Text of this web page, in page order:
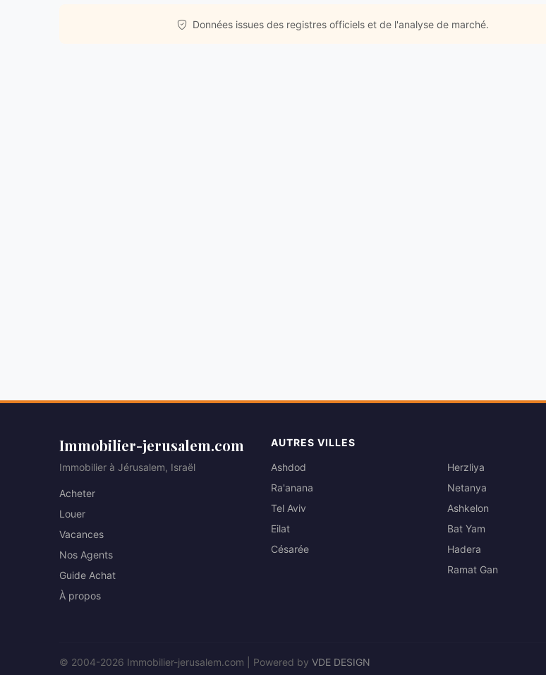
Données issues des registres officiels et de l'analyse de marché.
Immobilier-jerusalem.com
Immobilier à Jérusalem, Israël
Acheter
Louer
Vacances
Nos Agents
Guide Achat
À propos
AUTRES VILLES
Ashdod
Ra'anana
Tel Aviv
Eilat
Césarée
Herzliya
Netanya
Ashkelon
Bat Yam
Hadera
Ramat Gan
© 2004-2026 Immobilier-jerusalem.com | Powered by VDE DESIGN